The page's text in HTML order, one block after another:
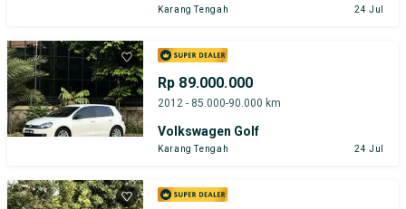
Karang Tengah 24 Jul
Rp 89.000.000
2012 - 85.000-90.000 km
Volkswagen Golf
Karang Tengah 24 Jul